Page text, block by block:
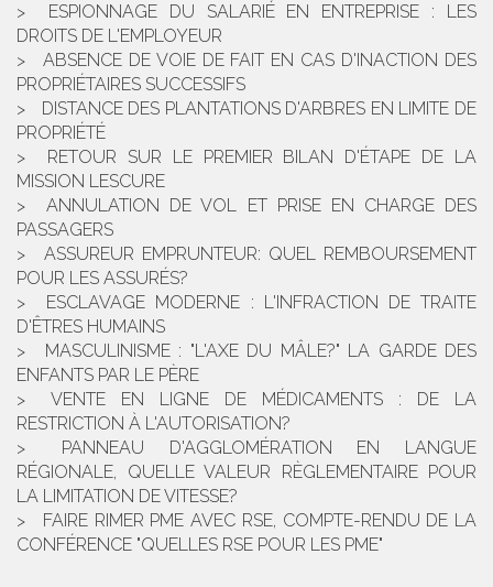
ESPIONNAGE DU SALARIÉ EN ENTREPRISE : LES
DROITS DE L'EMPLOYEUR
ABSENCE DE VOIE DE FAIT EN CAS D'INACTION DES
PROPRIÉTAIRES SUCCESSIFS
DISTANCE DES PLANTATIONS D'ARBRES EN LIMITE DE
PROPRIÉTÉ
RETOUR SUR LE PREMIER BILAN D'ÉTAPE DE LA
MISSION LESCURE
ANNULATION DE VOL ET PRISE EN CHARGE DES
PASSAGERS
ASSUREUR EMPRUNTEUR: QUEL REMBOURSEMENT
POUR LES ASSURÉS?
ESCLAVAGE MODERNE : L'INFRACTION DE TRAITE
D'ÊTRES HUMAINS
MASCULINISME : "L'AXE DU MÂLE?" LA GARDE DES
ENFANTS PAR LE PÈRE
VENTE EN LIGNE DE MÉDICAMENTS : DE LA
RESTRICTION À L'AUTORISATION?
PANNEAU D'AGGLOMÉRATION EN LANGUE
RÉGIONALE, QUELLE VALEUR RÈGLEMENTAIRE POUR
LA LIMITATION DE VITESSE?
FAIRE RIMER PME AVEC RSE, COMPTE-RENDU DE LA
CONFÉRENCE "QUELLES RSE POUR LES PME"